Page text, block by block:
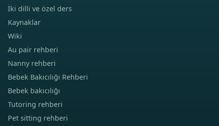
İki dilli ve özel ders
Kaynaklar
Wiki
Au pair rehberi
Nanny rehberi
Bebek Bakıcılığı Rehberi
Bebek bakıcılığı
Tutoring rehberi
Pet sitting rehberi